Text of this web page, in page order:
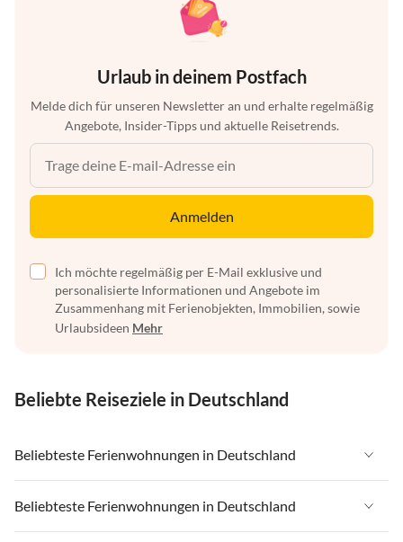
Urlaub in deinem Postfach
Melde dich für unseren Newsletter an und erhalte regelmäßig
Angebote, Insider-Tipps und aktuelle Reisetrends.
Anmelden
Ich möchte regelmäßig per E-Mail exklusive und
personalisierte Informationen und Angebote im
Zusammenhang mit Ferienobjekten, Immobilien, sowie
Urlaubsideen Mehr
Beliebte Reiseziele in Deutschland
Beliebteste Ferienwohnungen in Deutschland
Ferienwohnungen in Deutschland
Ferienwohnungen in Ostsee
Beliebteste Ferienwohnungen in Deutschland